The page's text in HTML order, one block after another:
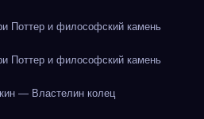
Поттер и философский камень
Поттер и философский камень
— Властелин колец